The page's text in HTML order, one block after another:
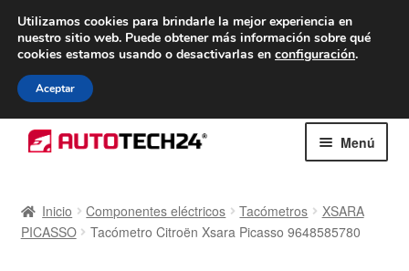
ENTREGA desde 7 EUR
De lunes a viernes de 9 a. m. a 4 p. m.
navegación
al
Menú
Caja registradora
Inicio Componentes eléctricos Tacómetros
XSARA
PICASSO
Tacómetro Citroën Xsara Picasso 9648585780
Utilizamos cookies para brindarle la mejor experiencia en
nuestro sitio web. Puede obtener más información sobre qué
cookies estamos usando o desactivarlas en configuración.
Aceptar